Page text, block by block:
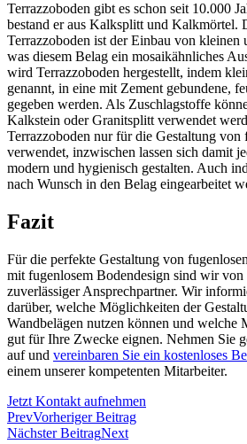
Terrazzoboden gibt es schon seit 10.000
bestand er aus Kalksplitt und Kalkmörtel.
Terrazzoboden ist der Einbau von kleinen
was diesem Belag ein mosaikähnliches
wird Terrazzoboden hergestellt, indem
genannt, in eine mit Zement gebundene,
gegeben werden. Als Zuschlagstoffe
Kalkstein oder Granitsplitt verwendet
Terrazzoboden nur für die Gestaltung von
verwendet, inzwischen lassen sich damit
modern und hygienisch gestalten. Auch
nach Wunsch in den Belag eingearbeitet
Fazit
Für die perfekte Gestaltung von
mit fugenlosem Bodendesign sind wir
zuverlässiger Ansprechpartner. Wir
darüber, welche Möglichkeiten der
Wandbelägen nutzen können und welche
gut für Ihre Zwecke eignen. Nehmen Sie
auf und vereinbaren Sie ein kostenloses
einem unserer kompetenten Mitarbeiter.
Jetzt Kontakt aufnehmen
PrevVorheriger Beitrag
Nächster BeitragNext